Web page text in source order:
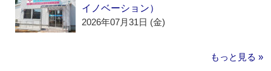
イノベーション）
2026年07月31日 (金)
もっと見る »